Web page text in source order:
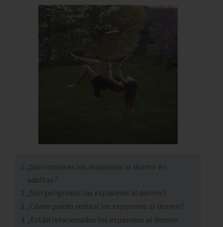
¿Son comunes los espasmos al dormir en
adultos?
¿Son peligrosos los espasmos al dormir?
¿Cómo puedo reducir los espasmos al dormir?
¿Están relacionados los espasmos al dormir